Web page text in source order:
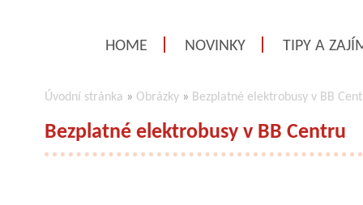
HOME NOVINKY TIPY A
Úvodní stránka » Obrázky » Bezplatné elektrobusy v BB
Bezplatné elektrobusy v BB Centru